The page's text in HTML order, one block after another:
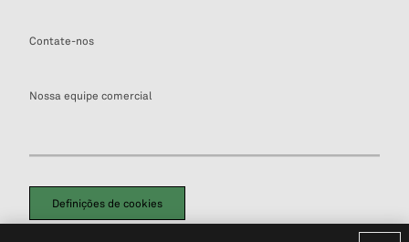
Contate-nos
Nossa equipe comercial
Definições de cookies